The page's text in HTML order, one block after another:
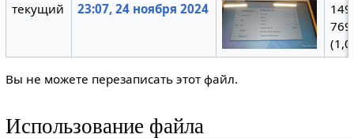
текущий
23:07, 24 ноября 2024
769
Вы не можете перезаписать этот файл.
Использование файла